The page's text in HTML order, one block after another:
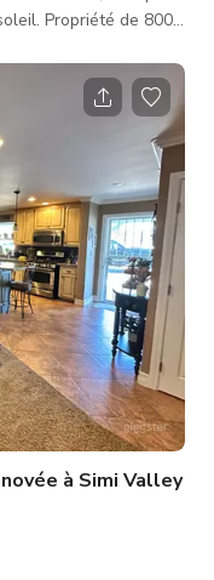
Propriété de 8000
à Simi Valley